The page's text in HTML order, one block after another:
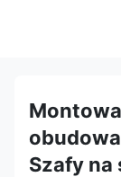
Szafy